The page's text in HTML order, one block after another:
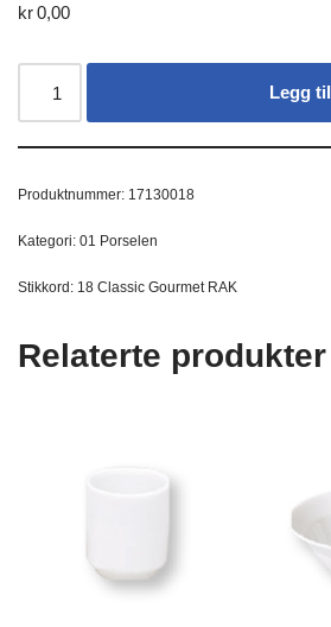
kr0,00
Legg til
Produktnummer: 17130018
Kategori: 01 Porselen
Stikkord: 18 Classic Gourmet RAK
Relaterte produkter